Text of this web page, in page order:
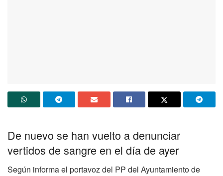
De nuevo se han vuelto a denunciar
vertidos de sangre en el día de ayer
Según informa el portavoz del PP del Ayuntamiento de